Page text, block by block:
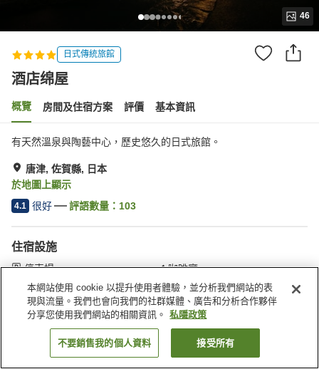
46
日式傳統旅館
酒店绵屋
概覽 房間及住宿方案 評價 基本資訊
有天然溫泉與陶藝中心，歷史悠久的日式旅館。
唐津, 佐賀縣, 日本
於地圖上顯示
4.1 很好 評語數量： 103
住宿設施
停車場
咖啡廳
商店
會議室
主頁 日本 佐賀縣 唐津 酒店绵屋
找客房
本網站使用 cookie 以提升使用者體驗，並分析我們網站的表
現與流量。我們也會向我們的社群媒體、廣告和分析合作夥伴
分享您使用我們網站的相關資訊。
私隱政策
不要銷售我的個人資料 接受所有